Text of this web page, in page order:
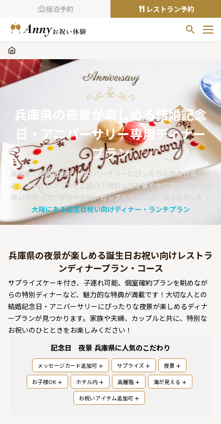
宿泊予約 レストラン予約
お気に入りの登録がありません
をクリックすることで
お気に入りに追加できます。
閲覧履歴
閲覧履歴はありません
過去に見たお店が最大10件まで表示されます。
10件を超えると、古いものから順に削除されます。
TOP
Annyお祝い体験について
Annyお祝いアイテムについて
Anniversary
兵庫県の夜景が楽しめる結婚記念
日・アニバーサリー専用ディナー
プラン
兵庫県で結婚記念日・アニバーサリーにぴったりな夜景が楽しめ
るレストランプランをご紹介！特別な日を華やかに彩る素敵なお
祝いプランで、家族や夫婦、カップルで思い出に残るお祝いを！
大阪にある誕生日祝い向けディナー・ランチプラン
兵庫県の夜景が楽しめる誕生日お祝い向けレストラ
ンディナープラン・コース
サプライズケーキ付き、子連れ可能、個室確約プランを眺めなが
らの特別ディナーなど、魅力的な特典が満載です！大切な人との
結婚記念日・アニバーサリーにぴったりな夜景が楽しめるディナ
ープランが見つかります。家族や夫婦、カップルと共に、特別な
お祝いのひとときをお楽しみください！
記念日 夜景 兵庫県に人気のこだわり
メッセージカード追加可 サプライズ 夜景
お子様OK ホテル内 高層階 海が見える
お祝いアイテム追加可